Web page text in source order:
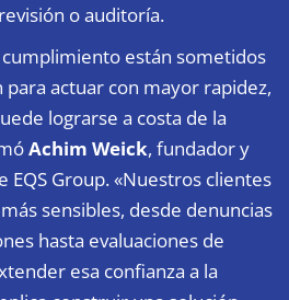
o auditoría.
están sometidos
actuar con mayor rapidez,
lograrse a costa de la
Achim Weick, fundador y
EQS Group. «Nuestros clientes
sensibles, desde denuncias
hasta evaluaciones de
esa confianza a la